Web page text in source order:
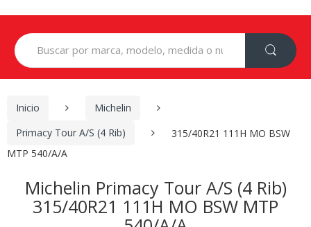
Search
for:
Inicio
Michelin
Primacy Tour A/S (4 Rib)
315/40R21 111H MO BSW
MTP 540/A/A
Michelin Primacy Tour A/S (4 Rib)
315/40R21 111H MO BSW MTP